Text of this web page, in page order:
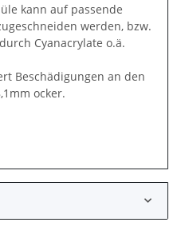
kann auf passende
werden, bzw.
Cyanacrylate o.ä.
Beschädigungen an den
ocker.